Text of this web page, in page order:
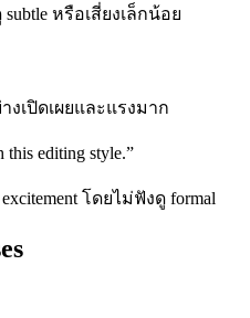
หรือเสี่ยงเล็กน้อย
เปิดเผยและแรงมาก
this editing style.”
โดยไม่ฟังดู formal